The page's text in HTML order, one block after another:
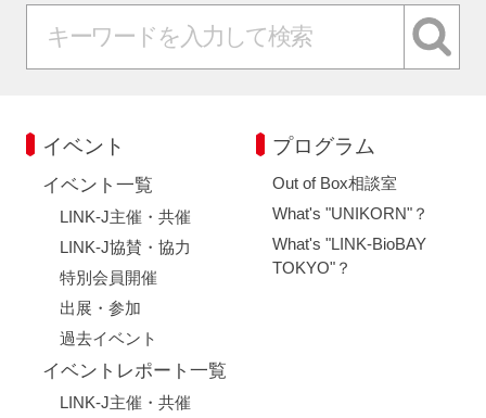
イベント
イベント一覧
LINK-J主催・共催
LINK-J協賛・協力
特別会員開催
出展・参加
過去イベント
イベントレポート一覧
LINK-J主催・共催
プログラム
Out of Box相談室
What's "UNIKORN"？
What's "LINK-BioBAY
TOKYO"？